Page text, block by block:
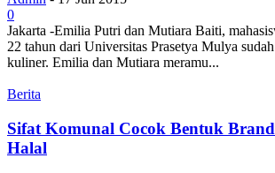
0
Jakarta -Emilia Putri dan Mutiara Baiti,
22 tahun dari Universitas Prasetya Mulya
kuliner. Emilia dan Mutiara meramu...
Berita
Sifat Komunal Cocok Bentuk
Halal